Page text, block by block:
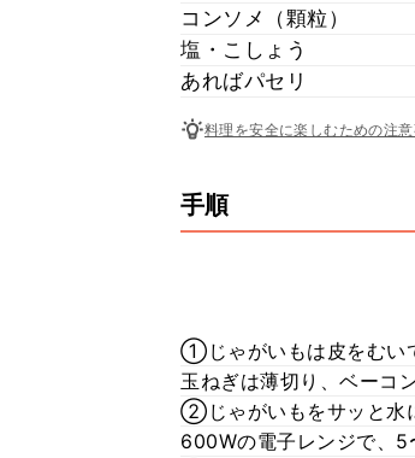
コンソメ（顆粒）
塩・こしょう
あればパセリ
料理を安全に楽しむための注
手順
①じゃがいもは皮をむい
玉ねぎは薄切り、ベーコ
②じゃがいもをサッと水
600Wの電子レンジで、5